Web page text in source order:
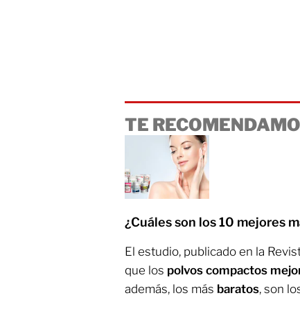
TE
¿Cuáles son los 10 mejores
El estudio, publicado en la
que los polvos compactos
además, los más baratos, son